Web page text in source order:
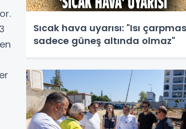
Sıcak hava uyarısı: "Isı
sadece güneş altında olmaz"